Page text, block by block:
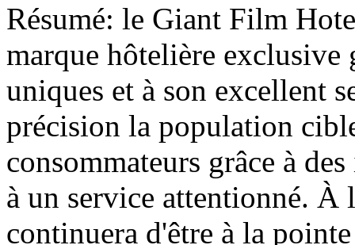
Résumé: le Giant Film
marque hôtelière exclusive
uniques et à son excellent
précision la population
consommateurs grâce à
à un service attentionné.
continuera d'être à la